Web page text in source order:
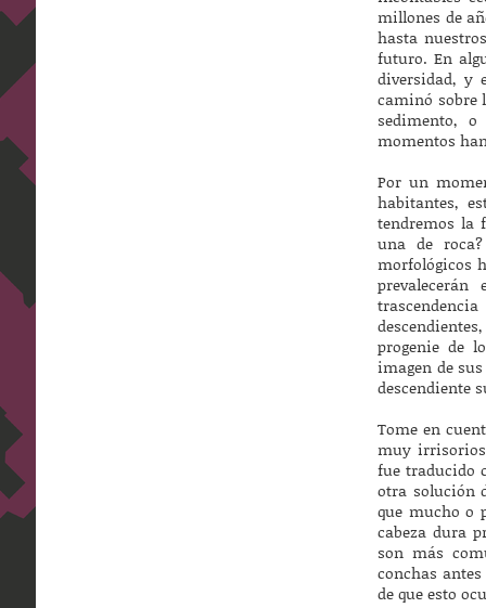
millones de
hasta
futuro. En
diversidad, y
caminó sobre
sedimento,
momentos
Por un
habitantes,
tendremos la
una de
morfológicos
progenie de
imagen de
descendiente
Tome en
muy irrisorios
fue traducido
otra solución
que mucho o
cabeza dura
son más
conchas
de que esto